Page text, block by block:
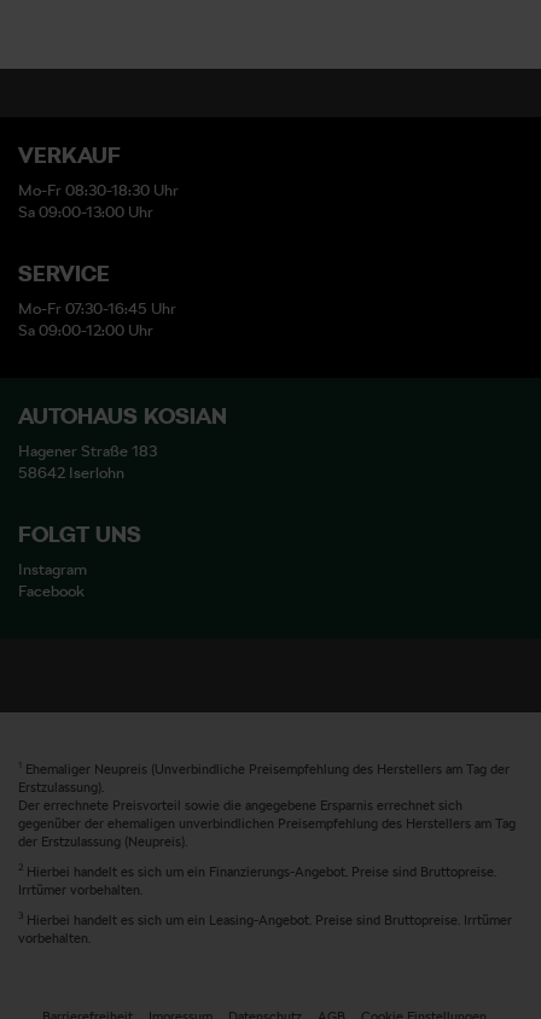
VERKAUF
Mo-Fr 08:30-18:30 Uhr
Sa 09:00-13:00 Uhr
SERVICE
Mo-Fr 07:30-16:45 Uhr
Sa 09:00-12:00 Uhr
AUTOHAUS KOSIAN
Hagener Straße 183
58642 Iserlohn
FOLGT UNS
Instagram
Facebook
1 Ehemaliger Neupreis (Unverbindliche Preisempfehlung des Herstellers am Tag der
Erstzulassung).
Der errechnete Preisvorteil sowie die angegebene Ersparnis errechnet sich
gegenüber der ehemaligen unverbindlichen Preisempfehlung des Herstellers am Tag
der Erstzulassung (Neupreis).
2 Hierbei handelt es sich um ein Finanzierungs-Angebot. Preise sind Bruttopreise.
Irrtümer vorbehalten.
3 Hierbei handelt es sich um ein Leasing-Angebot. Preise sind Bruttopreise. Irrtümer
vorbehalten.